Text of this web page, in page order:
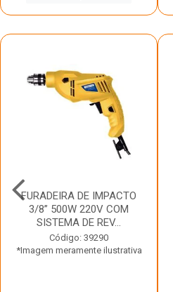
FURADEIRA DE IMPACTO
3/8” 500W 220V COM
SISTEMA DE REV...
Código: 39290
*Imagem meramente ilustrativa